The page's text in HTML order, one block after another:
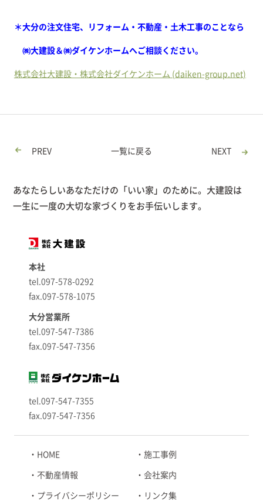
＊大分の注文住宅、リフォーム・不動産・土木工事のことなら
㈱大建設＆㈱ダイケンホームへご相談ください。
株式会社大建設・株式会社ダイケンホーム (daiken-group.net)
PREV 一覧に戻る NEXT
あなたらしいあなただけの「いい家」のために。大建設は
一生に一度の大切な家づくりをお手伝いします。
本社
tel.097-578-0292
fax.097-578-1075
大分営業所
tel.097-547-7386
fax.097-547-7356
tel.097-547-7355
fax.097-547-7356
HOME 施工事例
不動産情報 会社案内
プライバシーポリシー リンク集